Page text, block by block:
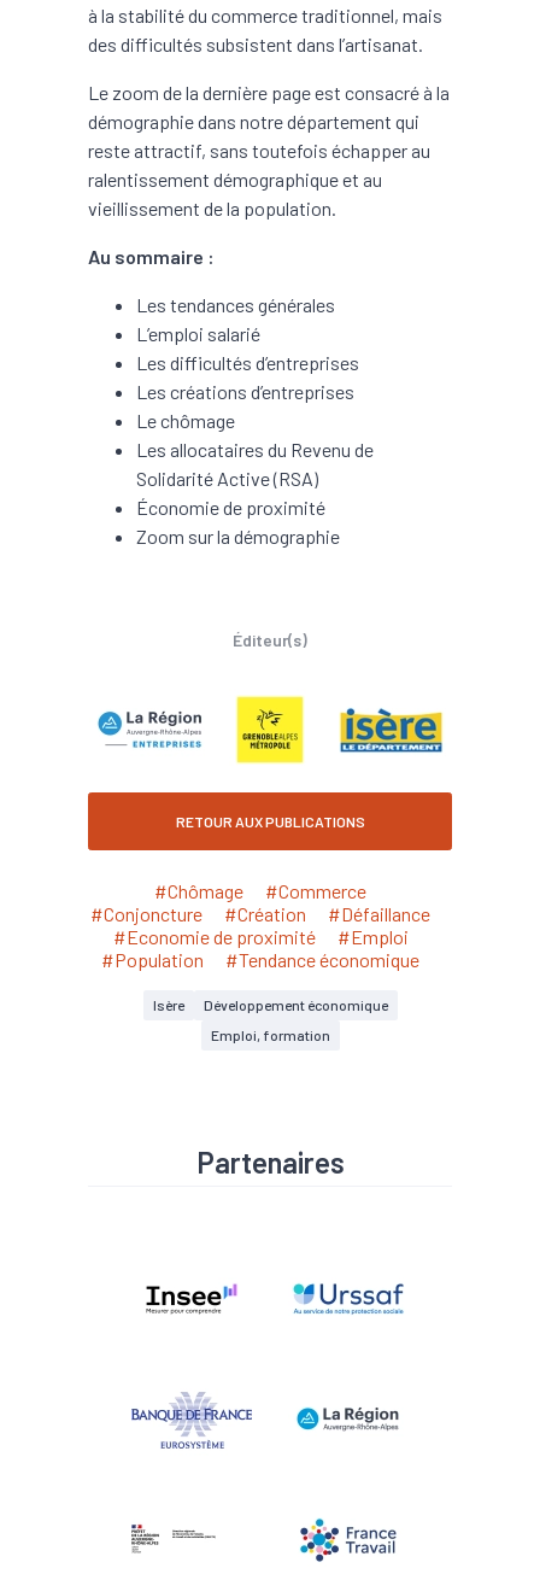
à la stabilité du commerce traditionnel, mais
des difficultés subsistent dans l’artisanat.
Le zoom de la dernière page est consacré à la
démographie dans notre département qui
reste attractif, sans toutefois échapper au
ralentissement démographique et au
vieillissement de la population.
Au sommaire :
Les tendances générales
L’emploi salarié
Les difficultés d’entreprises
Les créations d’entreprises
Le chômage
Les allocataires du Revenu de
Solidarité Active (RSA)
Économie de proximité
Zoom sur la démographie
Éditeur(s)
RETOUR AUX PUBLICATIONS
#Chômage
#Commerce
#Conjoncture
#Création
#Défaillance
#Economie de proximité
#Emploi
#Population
#Tendance économique
Isère
Développement économique
Emploi, formation
Partenaires